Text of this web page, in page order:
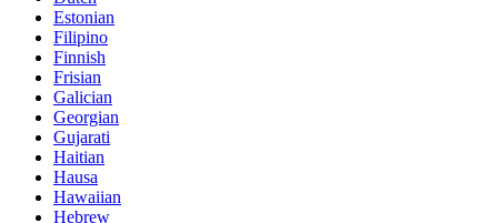
Estonian
Filipino
Finnish
Frisian
Galician
Georgian
Gujarati
Haitian
Hausa
Hawaiian
Hebrew